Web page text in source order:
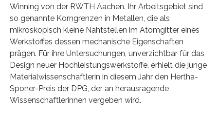
Winning von der RWTH Aachen. Ihr Arbeitsgebiet sind
so genannte Korngrenzen in Metallen, die als
mikroskopisch kleine Nahtstellen im Atomgitter eines
Werkstoffes dessen mechanische Eigenschaften
prägen. Für ihre Untersuchungen, unverzichtbar für das
Design neuer Hochleistungswerkstoffe, erhielt die junge
Materialwissenschaftlerin in diesem Jahr den Hertha-
Sponer-Preis der DPG, der an herausragende
Wissenschaftlerinnen vergeben wird.